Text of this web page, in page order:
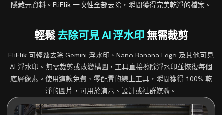
隱藏元資料。FliFlik 一次性全部去除，瞬間獲得完美乾淨的檔案。
輕鬆 去除可見 AI 浮水印無需裁剪
FliFlik 可輕鬆去除 Gemini 浮水印、Nano Banana Logo 及其他可見
AI 浮水印。無需裁剪或改變構圖，工具直接擦除浮水印並恢復每個
底層像素。使用這款免費、零配置的線上工具，瞬間獲得 100% 乾
淨的圖片，可用於演示、設計或社群媒體。